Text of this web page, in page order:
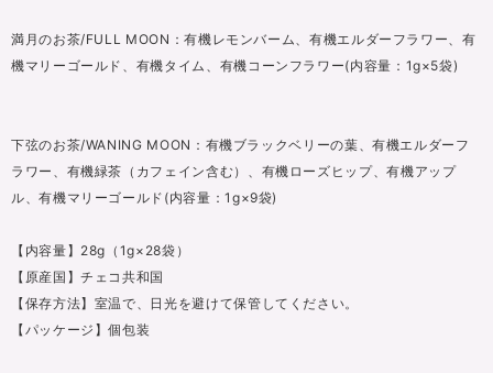
満月のお茶/FULL MOON：有機レモンバーム、有機エルダーフラワー、有
機マリーゴールド、有機タイム、有機コーンフラワー(内容量：1g×5袋)
下弦のお茶/WANING MOON：有機ブラックベリーの葉、有機エルダーフ
ラワー、有機緑茶（カフェイン含む）、有機ローズヒップ、有機アップ
ル、有機マリーゴールド(内容量：1g×9袋)
【内容量】28g（1g×28袋）
【原産国】チェコ共和国
【保存方法】室温で、日光を避けて保管してください。
【パッケージ】個包装